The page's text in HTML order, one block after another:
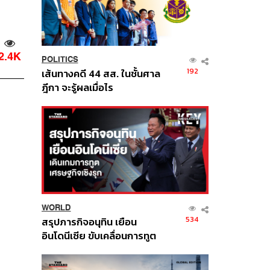
POLITICS
เส้นทางคดี 44 สส. ในชั้นศาล
ฎีกา จะรู้ผลเมื่อไร
192
WORLD
สรุปภารกิจอนุทิน เยือน
อินโดนีเซีย ขับเคลื่อนการทูต
ส่วนยุทธศาสตร์ไทย –
534